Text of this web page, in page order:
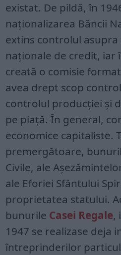
existat. De pildă, în
naționalizarea Băncii
extins controlul
naționale de credit, iar
creată o comisie
avea drept scop
controlul producției și
pe piață. În general,
economice capitaliste.
premergătoare,
Civile, ale
ale Eforiei Sfântului
proprietatea statului.
bunurile Casei Regale,
1947 se realizase deja
întreprinderilor